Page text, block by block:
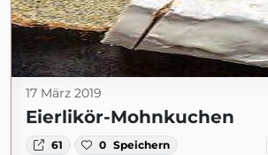
17 März 2019
Eierlikör-Mohnkuchen
61 0 Speichern